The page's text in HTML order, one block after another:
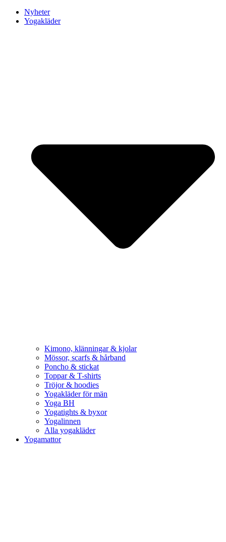
Nyheter
Yogakläder
Kimono, klänningar & kjolar
Mössor, scarfs & hårband
Poncho & stickat
Toppar & T-shirts
Tröjor & hoodies
Yogakläder för män
Yoga BH
Yogatights & byxor
Yogalinnen
Alla yogakläder
Yogamattor